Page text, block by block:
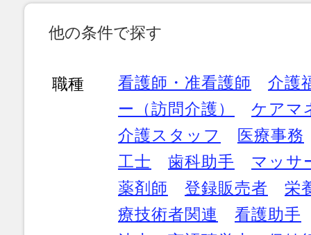
他の条件で探す
職種 看護師・准看護師
介護
ー（訪問介護）
ケアマ
介護スタッフ
医療事務
工士
歯科助手
マッサ
薬剤師
登録販売者
栄
療技術者関連
看護助手